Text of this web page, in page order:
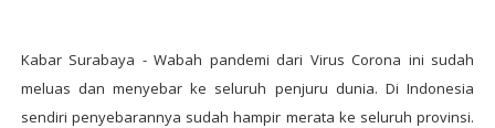
Kabar Surabaya - Wabah pandemi dari Virus Corona ini sudah
meluas dan menyebar ke seluruh penjuru dunia. Di Indonesia
sendiri penyebarannya sudah hampir merata ke seluruh provinsi.